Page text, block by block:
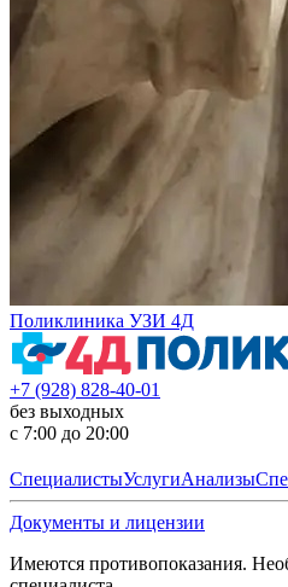
Поликлиника УЗИ 4Д
+7 (928) 828-40-01
без выходных
с 7:00 до 20:00
СпециалистыУслугиАнализы
Документы и лицензии
Имеются противопоказания.